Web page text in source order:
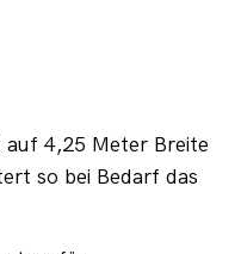
4,25 Meter Breite
so bei Bedarf das